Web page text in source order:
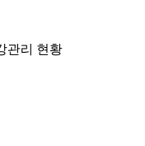
관리 현황